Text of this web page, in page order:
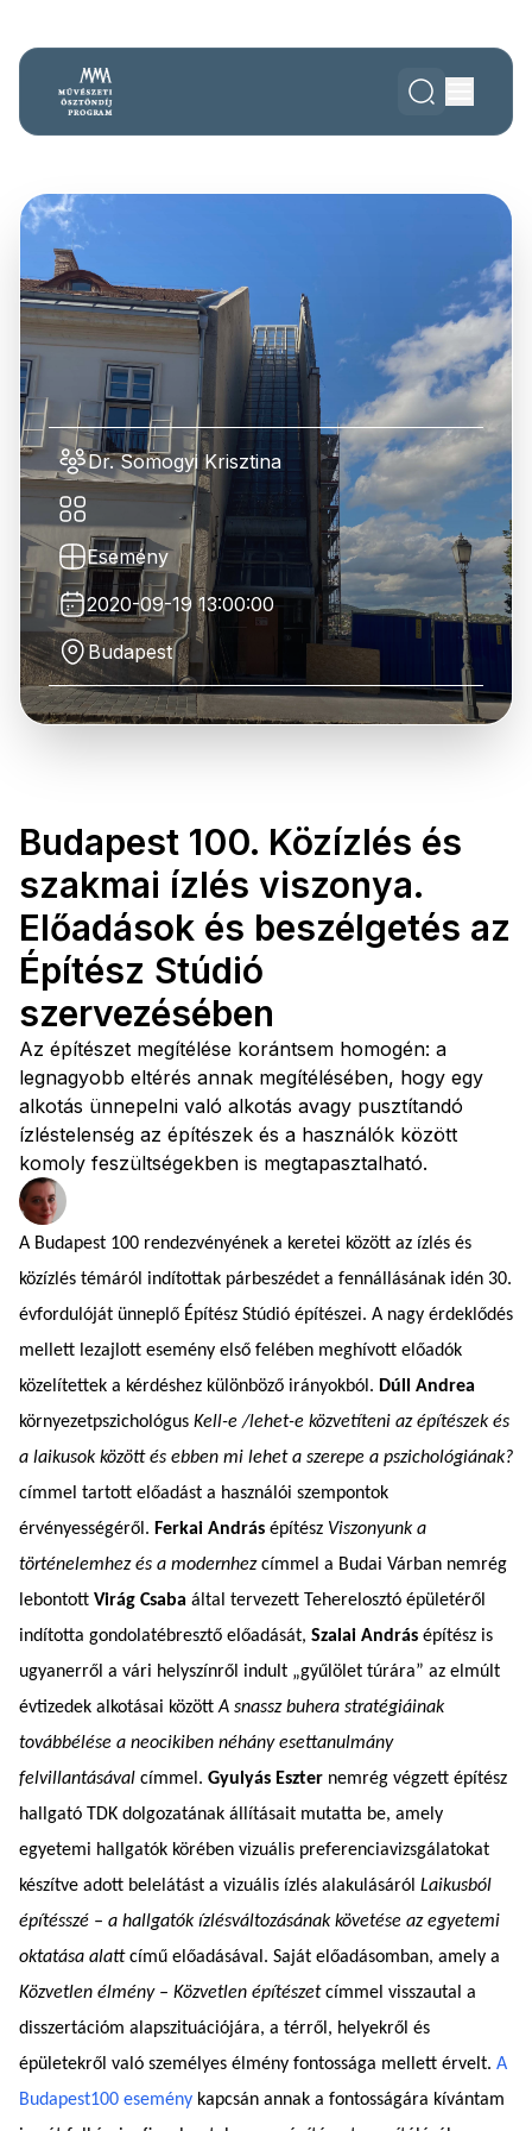
Dr. Somogyi Krisztina
Esemény
2020-09-19 13:00:00
Budapest
Budapest 100. Közízlés és
szakmai ízlés viszonya.
Előadások és beszélgetés az
Építész Stúdió
szervezésében
Az építészet megítélése korántsem homogén: a
legnagyobb eltérés annak megítélésében, hogy egy
alkotás ünnepelni való alkotás avagy pusztítandó
ízléstelenség az építészek és a használók között
komoly feszültségekben is megtapasztalható.
A Budapest 100 rendezvényének a keretei között az ízlés és
közízlés témáról indítottak párbeszédet a fennállásának idén 30.
évfordulóját ünneplő Építész Stúdió építészei. A nagy érdeklődés
mellett lezajlott esemény első felében meghívott előadók
közelítettek a kérdéshez különböző irányokból. Dúll Andrea
környezetpszichológus Kell-e /lehet-e közvetíteni az építészek és
a laikusok között és ebben mi lehet a szerepe a pszichológiának?
címmel tartott előadást a használói szempontok
érvényességéről. Ferkai András építész Viszonyunk a
történelemhez és a modernhezcímmel a Budai Várban nemrég
lebontott Virág Csaba által tervezett Teherelosztó épületéről
indította gondolatébresztő előadását, Szalai András építész is
ugyanerről a vári helyszínről indult „gyűlölet túrára” az elmúlt
évtizedek alkotásai közöttA snassz buhera stratégiáinak
továbbélése a neocikiben néhány esettanulmány
felvillantásával címmel. Gyulyás Eszter nemrég végzett építész
hallgató TDK dolgozatának állításait mutatta be, amely
egyetemi hallgatók körében vizuális preferenciavizsgálatokat
készítve adott belelátást a vizuális ízlés alakulásáról Laikusból
építésszé – a hallgatók ízlésváltozásának követése az egyetemi
oktatása alattcímű előadásával. Saját előadásomban, amely a
Közvetlen élmény – Közvetlen építészetcímmel visszautal a
disszertációm alapszituációjára, a térről, helyekről és
épületekről való személyes élmény fontossága mellett érvelt. A
Budapest100 esemény kapcsán annak a fontosságára kívántam